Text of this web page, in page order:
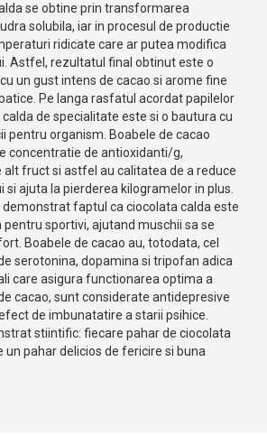
se obtine prin transformarea
solubila, iar in procesul de productie
ridicate care ar putea modifica
Astfel, rezultatul final obtinut este o
un gust intens de cacao si arome fine
Pe langa rasfatul acordat papilelor
de specialitate este si o bautura cu
pentru organism. Boabele de cacao
concentratie de antioxidanti/g,
alt fruct si astfel au calitatea de a reduce
si ajuta la pierderea kilogramelor in plus.
demonstrat faptul ca ciocolata calda este
sportivi, ajutand muschii sa se
Boabele de cacao au, totodata, cel
serotonina, dopamina si tripofan adica
care asigura functionarea optima a
cacao, sunt considerate antidepresive
de imbunatatire a starii psihice.
stiintific: fiecare pahar de ciocolata
pahar delicios de fericire si buna